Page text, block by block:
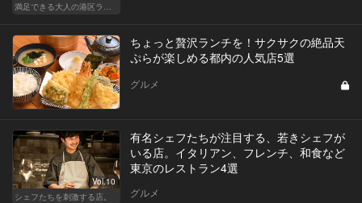
満足できる大人の港区ランチデート
ちょっと贅沢ランチを！サクサクの絶品天
ぷらが楽しめる都内の人気店5選
グルメ
Vol.10
シェフたちを刺激する店。
有名シェフたちが注目する、若きシェフが
いる店。イタリアン、フレンチ、和食など
東京のレストラン4選
グルメ